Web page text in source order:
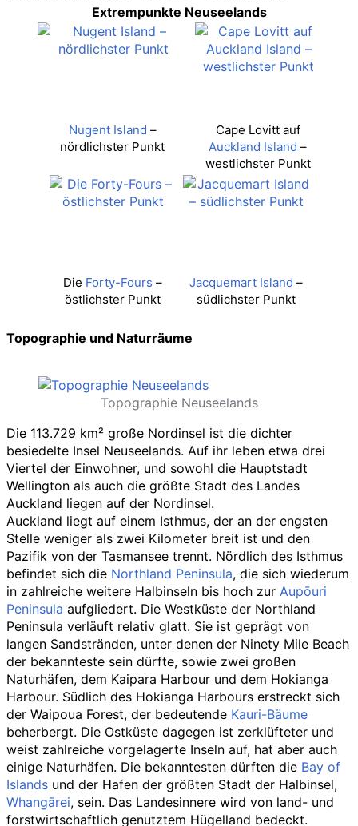
Extrempunkte Neuseelands
Nugent Island –
nördlichster Punkt
Cape Lovitt auf
Auckland Island –
westlichster Punkt
Die Forty-Fours –
östlichster Punkt
Jacquemart Island –
südlichster Punkt
Topographie und Naturräume
Topographie Neuseelands
Die 113.729 km² große Nordinsel ist die dichter
besiedelte Insel Neuseelands. Auf ihr leben etwa drei
Viertel der Einwohner, und sowohl die Hauptstadt
Wellington als auch die größte Stadt des Landes
Auckland liegen auf der Nordinsel.
Auckland liegt auf einem Isthmus, der an der engsten
Stelle weniger als zwei Kilometer breit ist und den
Pazifik von der Tasmansee trennt. Nördlich des Isthmus
befindet sich die Northland Peninsula, die sich wiederum
in zahlreiche weitere Halbinseln bis hoch zur Aupōuri
Peninsula aufgliedert. Die Westküste der Northland
Peninsula verläuft relativ glatt. Sie ist geprägt von
langen Sandstränden, unter denen der Ninety Mile Beach
der bekannteste sein dürfte, sowie zwei großen
Naturhäfen, dem Kaipara Harbour und dem Hokianga
Harbour. Südlich des Hokianga Harbours erstreckt sich
der Waipoua Forest, der bedeutende Kauri-Bäume
beherbergt. Die Ostküste dagegen ist zerklüfteter und
weist zahlreiche vorgelagerte Inseln auf, hat aber auch
einige Naturhäfen. Die bekanntesten dürften die Bay of
Islands und der Hafen der größten Stadt der Halbinsel,
Whangārei, sein. Das Landesinnere wird von land- und
forstwirtschaftlich genutztem Hügelland bedeckt.